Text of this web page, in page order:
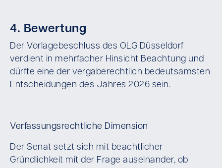
4. Bewertung
Der Vorlagebeschluss des OLG Düsseldorf
verdient in mehrfacher Hinsicht Beachtung und
dürfte eine der vergaberechtlich bedeutsamsten
Entscheidungen des Jahres 2026 sein.
Verfassungsrechtliche Dimension
Der Senat setzt sich mit beachtlicher
Gründlichkeit mit der Frage auseinander, ob